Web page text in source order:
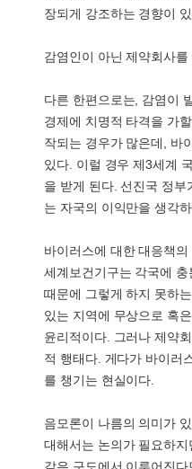
장되게 강조하는 경향이
감염인이 아닌 제약회사를
다른 한편으로는, 감염이
경제에 치명적 타격을 가
작되는 경우가 많은데, 바
있다. 이럴 경우 제3세계
을 받게 된다. 선진국 정
는 자국의 이익만을 생각
바이러스에 대한 대응책
세계보건기구는 각국에
때문에 그렇게 하지 못하
있는 지역에 무상으로 혹
윤리적이다. 그러나 제약
적 행태다. 게다가 바이러
를 챙기는 현실이다.
음모론이 나름의 의미가
대해서는 논의가 필요하지